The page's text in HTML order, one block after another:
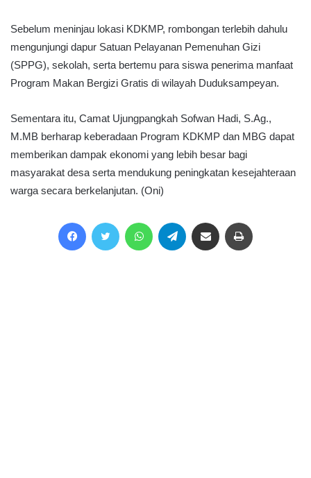
Sebelum meninjau lokasi KDKMP, rombongan terlebih dahulu
mengunjungi dapur Satuan Pelayanan Pemenuhan Gizi
(SPPG), sekolah, serta bertemu para siswa penerima manfaat
Program Makan Bergizi Gratis di wilayah Duduksampeyan.
Sementara itu, Camat Ujungpangkah Sofwan Hadi, S.Ag.,
M.MB berharap keberadaan Program KDKMP dan MBG dapat
memberikan dampak ekonomi yang lebih besar bagi
masyarakat desa serta mendukung peningkatan kesejahteraan
warga secara berkelanjutan. (Oni)